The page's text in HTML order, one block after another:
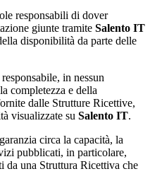
responsabili di dover
giunte tramite Salento IT
disponibilità da parte delle
in nessun
completezza e della
dalle Strutture Ricettive,
visualizzate su Salento IT.
circa la capacità, la
pubblicati, in particolare,
da una Struttura Ricettiva che